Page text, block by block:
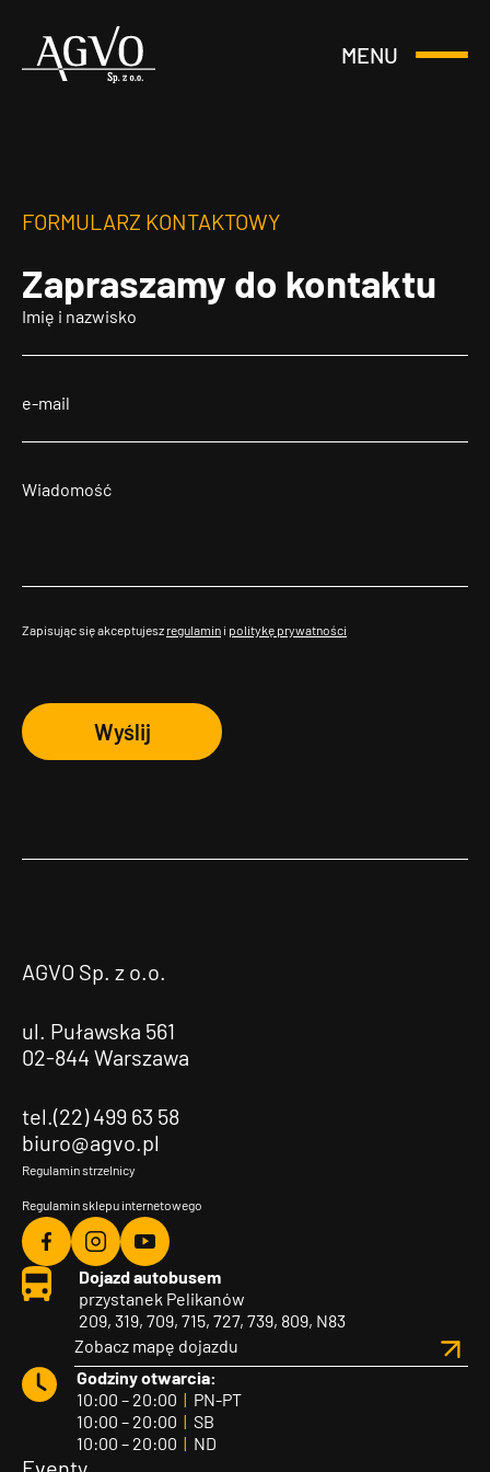
Header
MENU
Otwórz
FORMULARZ KONTAKTOWY
Zapraszamy do kontaktu
Zapisując się akceptujesz regulamin i politykę prywatności
Wyślij
AGVO Sp. z o.o.
ul. Puławska 561
02-844 Warszawa
tel.(22) 499 63 58
biuro@agvo.pl
Regulamin strzelnicy
Regulamin sklepu internetowego
Agvo
Facebook
Agvo
Instagram
Agvo
YouTube
Dojazd autobusem
przystanek Pelikanów
209, 319, 709, 715, 727, 739, 809, N83
Zobacz mapę dojazdu
Godziny otwarcia:
10:00 – 20:00 | PN-PT
10:00 – 20:00 | SB
10:00 – 20:00 | ND